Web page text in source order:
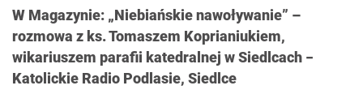
W Magazynie: „Niebiańskie nawoływanie” –
rozmowa z ks. Tomaszem Koprianiukiem,
wikariuszem parafii katedralnej w Siedlcach −
Katolickie Radio Podlasie, Siedlce